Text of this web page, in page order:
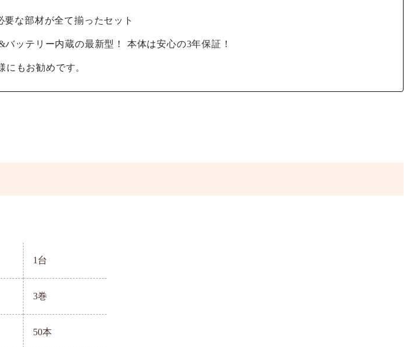
要な部材が全て揃ったセット
バッテリー内蔵の最新型！ 本体は安心の3年保証！
もお勧めです。
1台
3巻
50本